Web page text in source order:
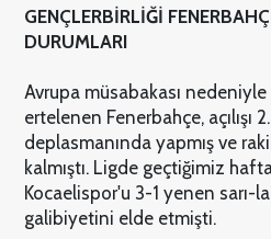
GENÇLERBİRLİĞİ
DURUMLARI
Avrupa müsabakası
ertelenen Fenerbahçe, açılışı
deplasmanında yapmış ve
kalmıştı. Ligde geçtiğimiz
Kocaelispor'u 3-1 yenen sarı-
galibiyetini elde etmişti.